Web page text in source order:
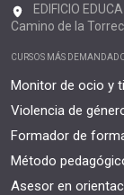
EDIFICIO
Camino de la
CURSOS MÁS
Monitor de ocio y
Violencia de
Formador de
Método
Asesor en